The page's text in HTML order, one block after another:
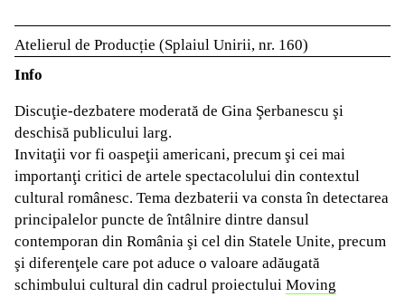
Atelierul de Producție (Splaiul Unirii, nr. 160)
Info
Discuţie-dezbatere moderată de Gina Şerbanescu şi
deschisă publicului larg.
Invitaţii vor fi oaspeţii americani, precum şi cei mai
importanţi critici de artele spectacolului din contextul
cultural românesc. Tema dezbaterii va consta în detectarea
principalelor puncte de întâlnire dintre dansul
contemporan din România şi cel din Statele Unite, precum
şi diferenţele care pot aduce o valoare adăugată
schimbului cultural din cadrul proiectului Moving